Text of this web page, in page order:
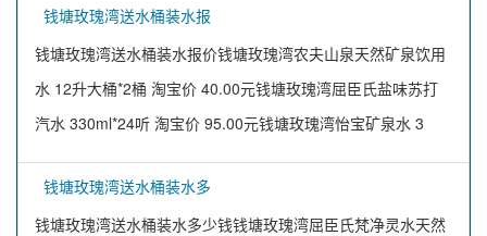
钱塘玫瑰湾送水桶装水报
钱塘玫瑰湾送水桶装水报价钱塘玫瑰湾农夫山泉天然矿泉饮用
水 12升大桶*2桶 淘宝价 40.00元钱塘玫瑰湾屈臣氏盐味苏打
汽水 330ml*24听 淘宝价 95.00元钱塘玫瑰湾怡宝矿泉水 3
钱塘玫瑰湾送水桶装水多
钱塘玫瑰湾送水桶装水多少钱钱塘玫瑰湾屈臣氏梵净灵水天然